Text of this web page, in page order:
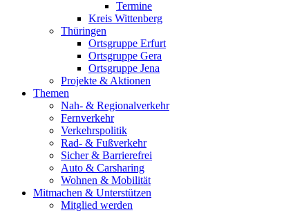
Termine
Kreis Wittenberg
Thüringen
Ortsgruppe Erfurt
Ortsgruppe Gera
Ortsgruppe Jena
Projekte & Aktionen
Themen
Nah- & Regionalverkehr
Fernverkehr
Verkehrspolitik
Rad- & Fußverkehr
Sicher & Barrierefrei
Auto & Carsharing
Wohnen & Mobilität
Mitmachen & Unterstützen
Mitglied werden